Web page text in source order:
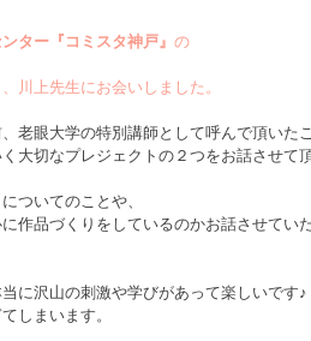
ター『コミスタ神戸』 の
川上先生にお会いしました。
老眼大学の特別講師として呼んで頂いた
大切なプレジェクトの２つをお話させて
ついてのことや、
作品づくりをしているのかお話させてい
に沢山の刺激や学びがあって楽しいです♪
しまいます。